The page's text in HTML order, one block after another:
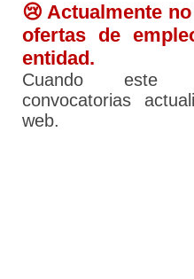
😢 Actualmente
ofertas de
entidad.
Cuando este
convocatorias
web.